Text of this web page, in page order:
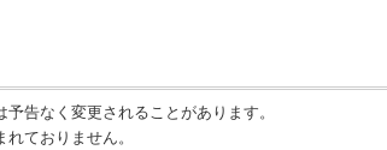
告なく変更されることがあります。
ておりません。